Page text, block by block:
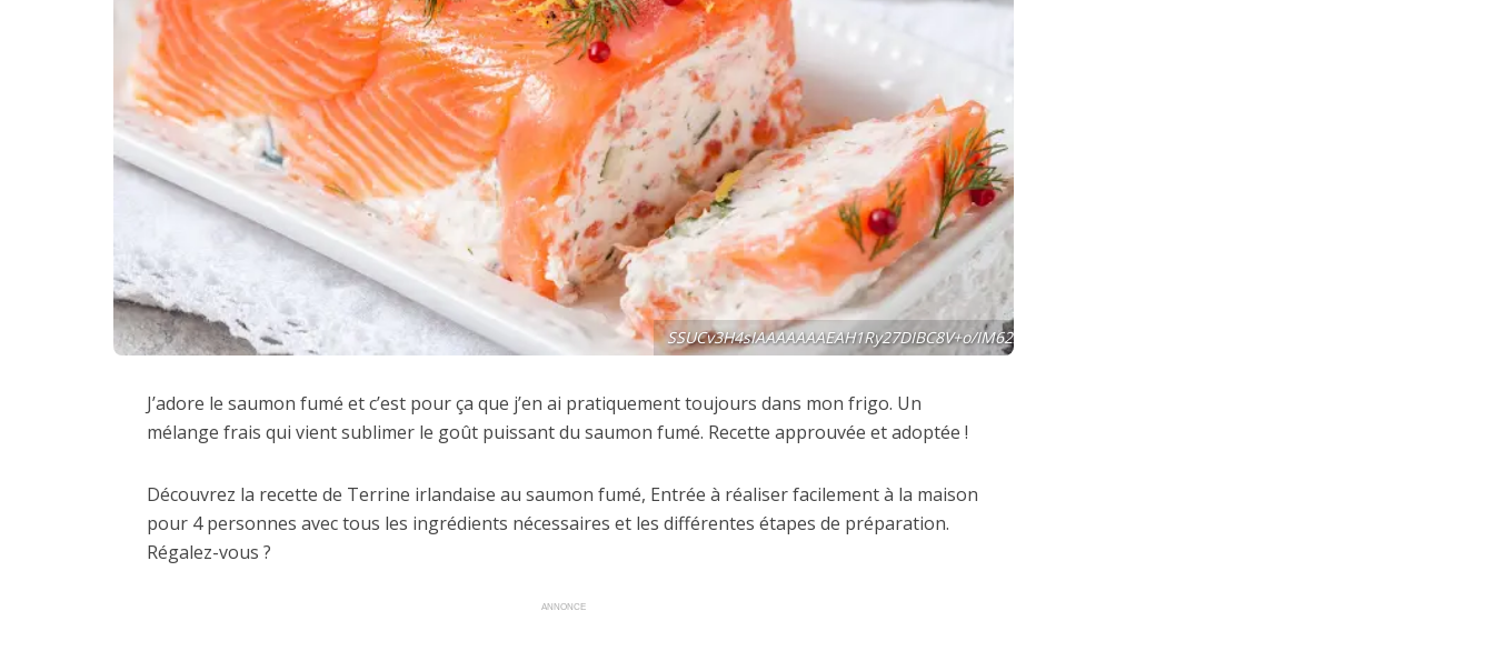
SSUCv3H4sIAAAAAAAEAH1Ry27DIBC8V+o/IM62ZPxKnHNV9R+iHtZA3FUIVIBTRZH/
J’adore le saumon fumé et c’est pour ça que j’en ai pratiquement toujours dans mon frigo. Un
mélange frais qui vient sublimer le goût puissant du saumon fumé. Recette approuvée et adoptée !
Découvrez la recette de Terrine irlandaise au saumon fumé, Entrée à réaliser facilement à la maison
pour 4 personnes avec tous les ingrédients nécessaires et les différentes étapes de préparation.
Régalez-vous ?
ANNONCE